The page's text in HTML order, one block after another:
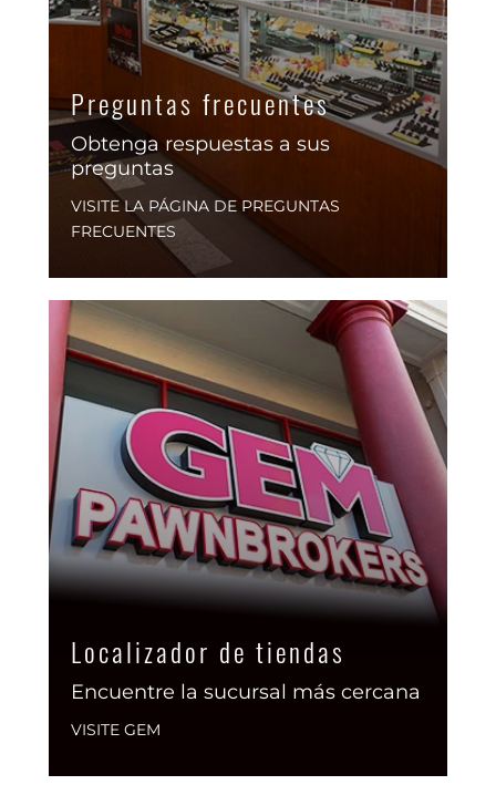
Preguntas frecuentes
Obtenga respuestas a sus
preguntas
VISITE LA PÁGINA DE PREGUNTAS
FRECUENTES
Localizador de tiendas
Encuentre la sucursal más cercana
VISITE GEM